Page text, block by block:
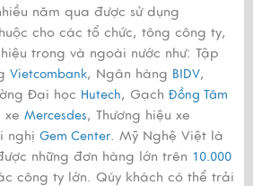
năm qua được sử dụng
cho các tổ chức, tông công ty,
trong và ngoài nước như: Tập
Vietcombank, Ngân hàng BIDV,
Đại học Hutech, Gạch Đồng Tâm
xe Mercesdes, Thương hiệu xe
nghị Gem Center. Mỹ Nghệ Việt là
những đơn hàng lớn trên 10.000
công ty lớn. Qúy khách có thể trải